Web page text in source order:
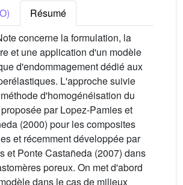
Résumé
concerne la formulation, la
et une application d'un modèle
d'endommagement dédié aux
L'approche suivie
d'homogénéisation du
par Lopez-Pamies et
(2000) pour les composites
et récemment développée par
et Ponte Castañeda (2007) dans
poreux. On met d'abord
dans le cas de milieux